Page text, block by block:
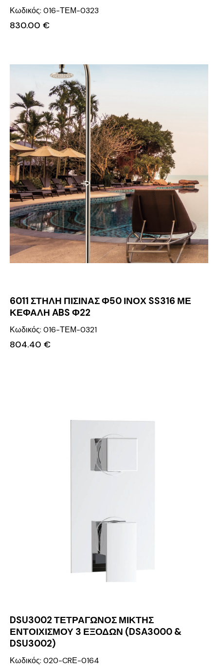
Κωδικός: 016-ΤΕΜ-0323
830.00 €
6011 ΣΤΗΛΗ ΠΙΣΙΝΑΣ Φ50 ΙΝΟΧ SS316 ΜΕ
ΚΕΦΑΛΗ ABS Φ22
Κωδικός: 016-ΤΕΜ-0321
804.40 €
DSU3002 ΤΕΤΡΑΓΩΝΟΣ ΜΙΚΤΗΣ
ΕΝΤΟΙΧΙΣΜΟΥ 3 ΕΞΟΔΩΝ (DSA3000 &
DSU3002)
Κωδικός: 020-CRΕ-0164